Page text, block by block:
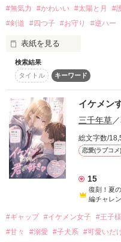
美来のイメージにピッタリ
＊感想ノートにはネタバレ
気づいたときには、もう遅
（※ウェブ版推奨）
夏の野いちごビギナーズ応
～中・長編チャレンジ！～
おまけランキングにて、
いいね・ひとこと感想２位
ありがとうございます！
Mikoto
この街は、表に出せない暗
そんな場所で生きる私たち
「大切な存在。俺の今の『
普通の女子高生
花村 栞里
さっさと出ていけ」
黒澤くんの第一印象は、最
「大丈夫か！？」
ケンカに巻き込まれた私を
九条 澪
kujyo rei / mio
所属：私立鳳（おおとり）
学園暴走族『黒曜（こくよ
特徴：誰にでも丁寧な敬語
黒曜の象徴：黒いネクタイ
一番初めに細かなあらすじ
い方は飛ばして、ご覧くだ
#無気力 #かわいい #太陽と月 #
#剣道
#四つ子 #お守り #逆ハー
表紙を見る
家の事情で日輪街へ引っ越
前の中学では剣道が強いこ
ずっとカワイイものが好き
だから新しい学校ではカワ
ずに済むようにと強いこと
でも、早々にお隣の月島望
した。
思わず助けに入ったことで
に！
御守りの力の加護を持つ
あさひは本当の自分を見つ
執筆期間　'24/06/12～'24/
検索結果
タイトル
キーワード
イケメン
三千年草
総文字数/
恋愛(ラブコメ)
15
復刻！夏
編チャレ
#ギャップ #イケメン女子 #王子様
#甘々
#溺愛 #子犬系 #可愛いだ